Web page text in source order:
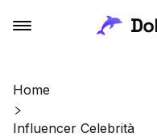
Home
Influencer Celebrità